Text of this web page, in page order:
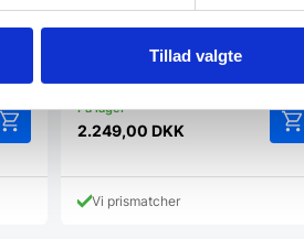
Tillad valgte
Vores vinreoler i kollektionen Proline
er fremstillet af det bedste
håndværk…
2.249,00 DKK
Vi prismatcher